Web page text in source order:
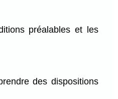
préalables et les
des dispositions